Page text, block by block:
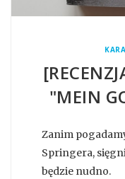
"MEIN
Zanim
Springera,
będzie nudno.